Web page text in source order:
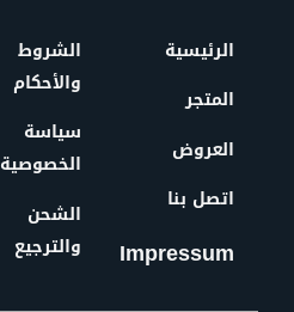
الرئيسية
المتجر
العروض
اتصل بنا
Impressum
الشروط
والأحكام
سياسة
الخصوصية
الشحن
والترجيع